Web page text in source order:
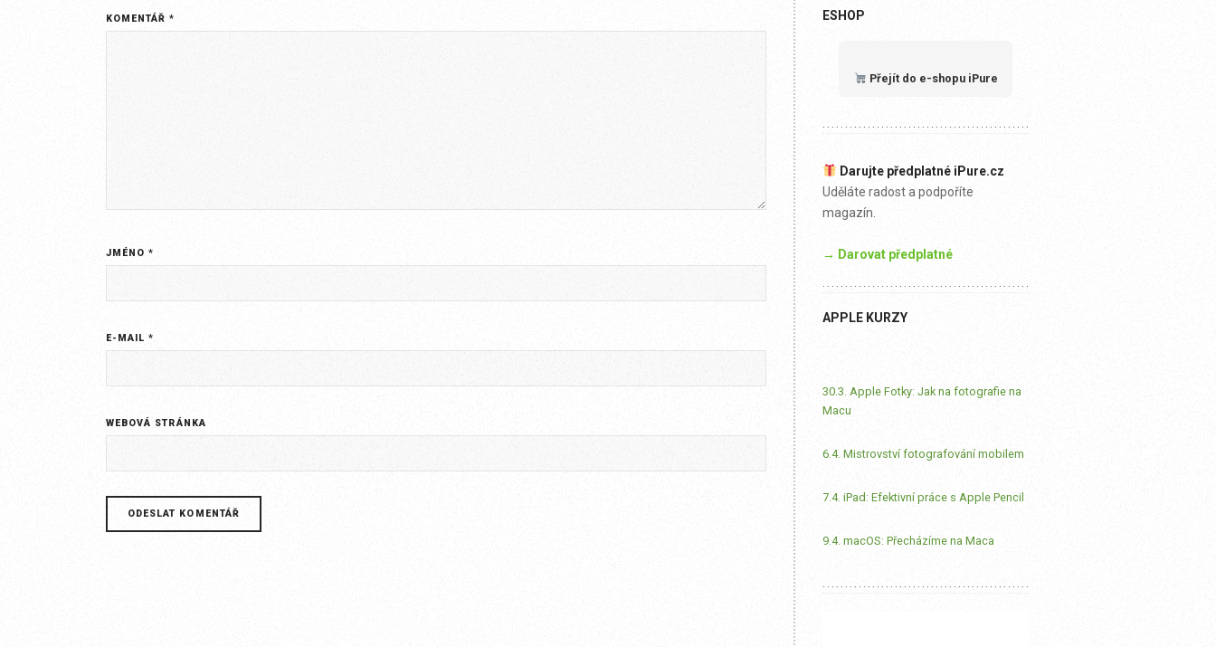
KOMENTÁŘ*
JMÉNO*
E-MAIL*
WEBOVÁ STRÁNKA
ESHOP
Přejít do e-shopu iPure
Darujte předplatné iPure.cz
Uděláte radost a podpoříte
magazín.
→ Darovat předplatné
APPLE KURZY
30.3. Apple Fotky: Jak na fotografie na
Macu
6.4. Mistrovství fotografování mobilem
7.4. iPad: Efektivní práce s Apple Pencil
9.4. macOS: Přecházíme na Maca